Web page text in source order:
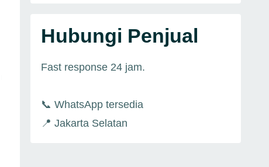
Hubungi Penjual
Fast response 24 jam.
📞 WhatsApp tersedia
📍 Jakarta Selatan